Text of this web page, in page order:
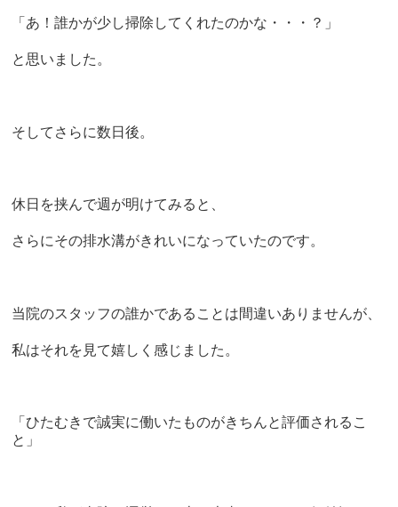
「あ！誰かが少し掃除してくれたのかな・・・？」
と思いました。
そしてさらに数日後。
休日を挟んで週が明けてみると、
さらにその排水溝がきれいになっていたのです。
当院のスタッフの誰かであることは間違いありませんが、
私はそれを見て嬉しく感じました。
「ひたむきで誠実に働いたものがきちんと評価されるこ
と」